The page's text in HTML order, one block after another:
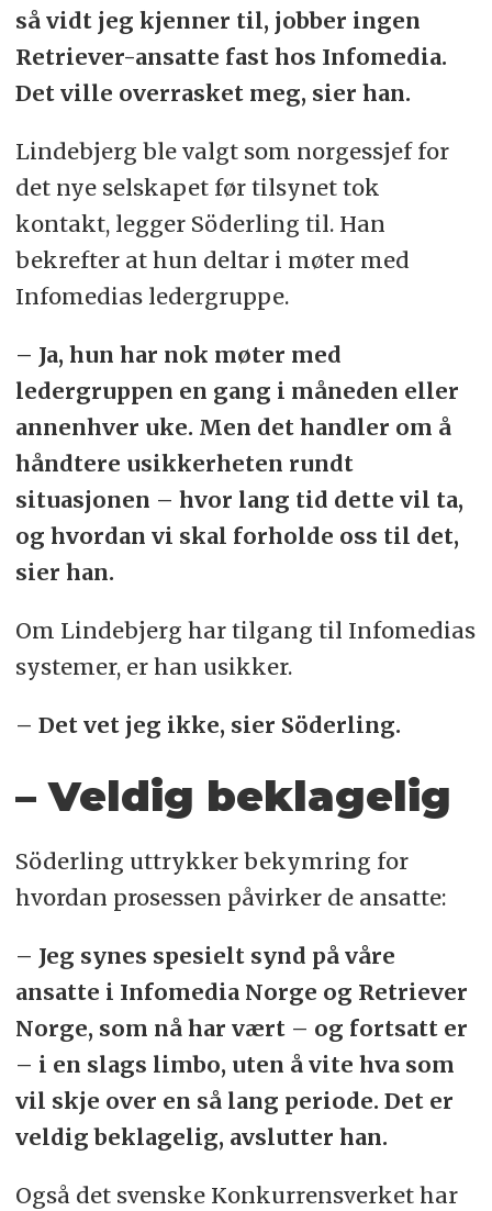
så vidt jeg kjenner til, jobber ingen
Retriever-ansatte fast hos Infomedia.
Det ville overrasket meg, sier han.
Lindebjerg ble valgt som norgessjef for
det nye selskapet før tilsynet tok
kontakt, legger Söderling til. Han
bekrefter at hun deltar i møter med
Infomedias ledergruppe.
– Ja, hun har nok møter med
ledergruppen en gang i måneden eller
annenhver uke. Men det handler om å
håndtere usikkerheten rundt
situasjonen – hvor lang tid dette vil ta,
og hvordan vi skal forholde oss til det,
sier han.
Om Lindebjerg har tilgang til Infomedias
systemer, er han usikker.
– Det vet jeg ikke, sier Söderling.
– Veldig beklagelig
Söderling uttrykker bekymring for
hvordan prosessen påvirker de ansatte:
– Jeg synes spesielt synd på våre
ansatte i Infomedia Norge og Retriever
Norge, som nå har vært – og fortsatt er
– i en slags limbo, uten å vite hva som
vil skje over en så lang periode. Det er
veldig beklagelig, avslutter han.
Også det svenske Konkurrensverket har